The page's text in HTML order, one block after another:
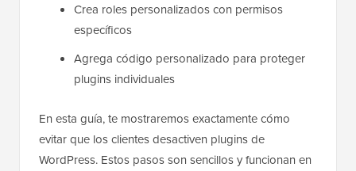
Crea roles personalizados con permisos
específicos
Agrega código personalizado para proteger
plugins individuales
En esta guía, te mostraremos exactamente cómo
evitar que los clientes desactiven plugins de
WordPress. Estos pasos son sencillos y funcionan en